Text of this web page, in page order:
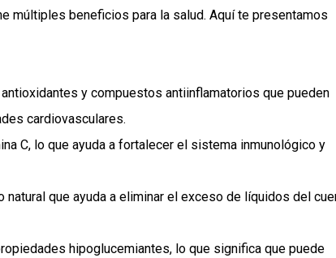
múltiples beneficios para la salud. Aquí te presentamos
y compuestos antiinflamatorios que pueden
cardiovasculares.
C, lo que ayuda a fortalecer el sistema inmunológico y
que ayuda a eliminar el exceso de líquidos del
hipoglucemiantes, lo que significa que puede